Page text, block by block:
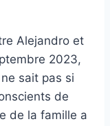
Alejandro et
2023,
sait pas si
de
de la famille a